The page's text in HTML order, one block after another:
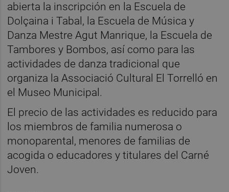
abierta la inscripción en la Escuela de
Dolçaina i Tabal, la Escuela de Música y
Danza Mestre Agut Manrique, la Escuela de
Tambores y Bombos, así como para las
actividades de danza tradicional que
organiza la Associació Cultural El Torrelló en
el Museo Municipal.
El precio de las actividades es reducido para
los miembros de familia numerosa o
monoparental, menores de familias de
acogida o educadores y titulares del Carné
Joven.